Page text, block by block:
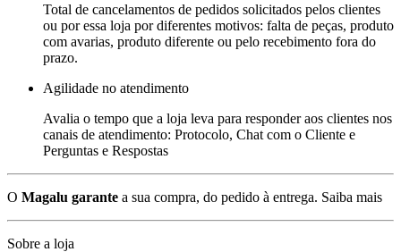
Total de cancelamentos de pedidos solicitados pelos clientes
ou por essa loja por diferentes motivos: falta de peças, produto
com avarias, produto diferente ou pelo recebimento fora do
prazo.
Agilidade no atendimento
Avalia o tempo que a loja leva para responder aos clientes nos
canais de atendimento: Protocolo, Chat com o Cliente e
Perguntas e Respostas
O Magalu garante a sua compra, do pedido à entrega. Saiba mais
Sobre a loja